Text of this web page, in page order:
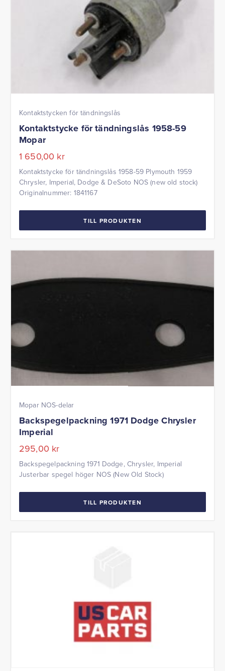
Kontaktstycken för tändningslås
Kontaktstycke för tändningslås 1958-59
Mopar
1 650,00 kr
Kontaktstycke för tändningslås 1958-59 Plymouth 1959
Chrysler, Imperial, Dodge & DeSoto NOS (new old stock)
Originalnummer: 1841167
TILL PRODUKTEN
Mopar NOS-delar
Backspegelpackning 1971 Dodge Chrysler
Imperial
295,00 kr
Backspegelpackning 1971 Dodge, Chrysler, Imperial
Justerbar spegel höger NOS (New Old Stock)
TILL PRODUKTEN